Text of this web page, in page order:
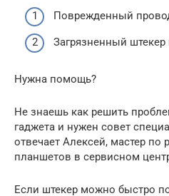
Поврежденный
Загрязненный
Нужна помощь?
Не знаешь как решить
гаджета и нужен совет
отвечает Алексей, мастер по
планшетов в сервисном
Если штекер можно быстро